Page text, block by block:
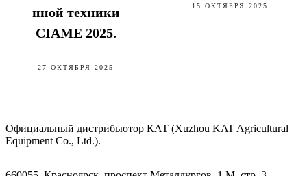
нной техники
CIAME 2025.
27 ОКТЯБРЯ 2025
15 ОКТЯБРЯ 2025
Официальный дистрибьютор КАТ (Xuzhou KAT Agricultural
Equipment Co., Ltd.).